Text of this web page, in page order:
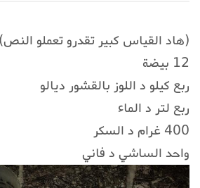
(هاد القياس كبير تقدرو تعملو
12 بيضة
ربع كيلو د اللوز بالقشور ديالو
ربع لتر د الماء
400 غرام د السكر
واحد الساشي د فاني